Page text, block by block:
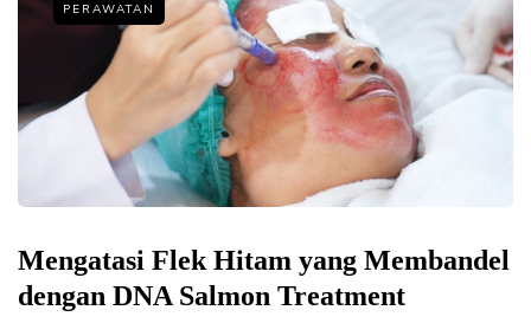
PERAWATAN
Mengatasi Flek Hitam yang Membandel
dengan DNA Salmon Treatment